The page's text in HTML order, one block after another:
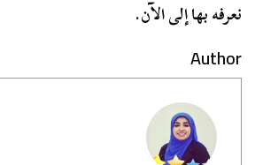
نعرفه بها إلى الآن.
Author